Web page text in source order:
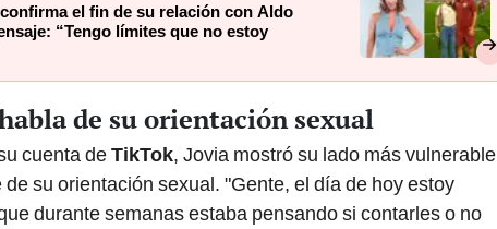
el fin de su relación con Aldo
“Tengo límites que no estoy
de su orientación sexual
cuenta deTikTok, Jovia mostró su lado más vulnerable
su orientación sexual. "Gente, el día de hoy estoy
durante semanas estaba pensando si contarles o no